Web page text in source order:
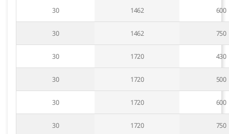
30 1462 600
30 1462 750
30 1720 430
30 1720 500
30 1720 600
30 1720 750